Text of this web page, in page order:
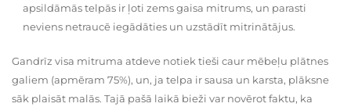
apsildāmās telpās ir ļoti zems gaisa mitrums, un parasti
neviens netraucē iegādāties un uzstādīt mitrinātājus.
Gandrīz visa mitruma atdeve notiek tieši caur mēbeļu plātnes
galiem (apmēram 75%), un, ja telpa ir sausa un karsta, plāksne
sāk plaisāt malās. Tajā pašā laikā bieži var novērot faktu, ka